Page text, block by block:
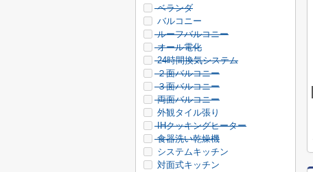
ベランダ
バルコニー
ルーフバルコニー
オール電化
24時間換気システム
２面バルコニー
３面バルコニー
両面バルコニー
外観タイル張り
IHクッキングヒーター
食器洗い乾燥機
システムキッチン
対面式キッチン